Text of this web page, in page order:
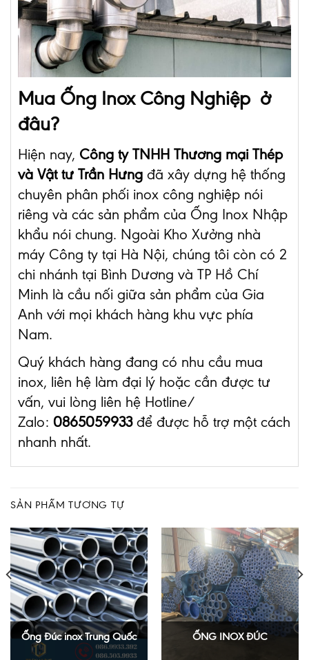
Mua Ống Inox Công Nghiệp ở
đâu?
Hiện nay, Công ty TNHH Thương mại Thép
và Vật tư Trần Hưng đã xây dựng hệ thống
chuyên phân phối inox công nghiệp nói
riêng và các sản phẩm của Ống Inox Nhập
khẩu nói chung. Ngoài Kho Xưởng nhà
máy Công ty tại Hà Nội, chúng tôi còn có 2
chi nhánh tại Bình Dương và TP Hồ Chí
Minh là cầu nối giữa sản phẩm của Gia
Anh với mọi khách hàng khu vực phía
Nam.
Quý khách hàng đang có nhu cầu mua
inox, liên hệ làm đại lý hoặc cần được tư
vấn, vui lòng liên hệ Hotline/
Zalo: 0865059933 để được hỗ trợ một cách
nhanh nhất.
SẢN PHẨM TƯƠNG TỰ
Ống Đúc inox Trung Quốc ỐNG INOX ĐÚC